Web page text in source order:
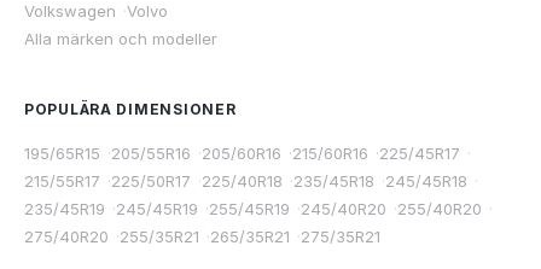
Volkswagen ·Volvo
Alla märken och modeller
POPULÄRA DIMENSIONER
195/65R15 ·205/55R16 ·205/60R16 ·215/60R16 ·225/45R17 ·
215/55R17 ·225/50R17 ·225/40R18 ·235/45R18 ·245/45R18 ·
235/45R19 ·245/45R19 ·255/45R19 ·245/40R20 ·255/40R20 ·
275/40R20 ·255/35R21 ·265/35R21 ·275/35R21